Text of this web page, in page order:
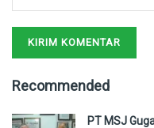
Recommended
PT MSJ